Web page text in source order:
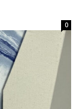
0